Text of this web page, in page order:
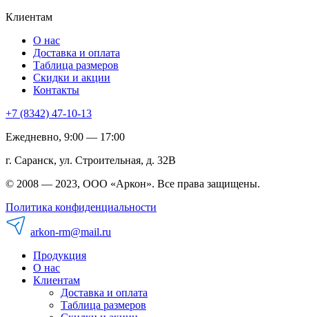
Клиентам
О нас
Доставка и оплата
Таблица размеров
Скидки и акции
Контакты
+7 (8342) 47-10-13
Ежедневно, 9:00 — 17:00
г. Саранск, ул. Строительная, д. 32В
© 2008 — 2023, ООО «Аркон». Все права защищены.
Политика конфиденциальности
arkon-rm@mail.ru
Продукция
О нас
Клиентам
Доставка и оплата
Таблица размеров